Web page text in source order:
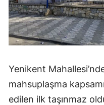
Yenikent
mahsuplaşma
edilen ilk taşınmaz